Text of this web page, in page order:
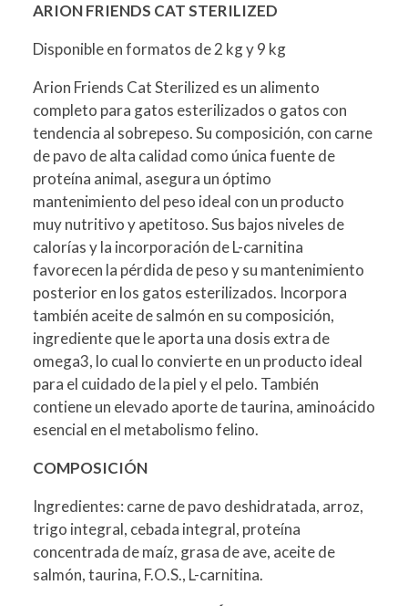
ARION FRIENDS CAT STERILIZED
Disponible en formatos de 2 kg y 9 kg
Arion Friends Cat Sterilized es un alimento
completo para gatos esterilizados o gatos con
tendencia al sobrepeso. Su composición, con carne
de pavo de alta calidad como única fuente de
proteína animal, asegura un óptimo
mantenimiento del peso ideal con un producto
muy nutritivo y apetitoso. Sus bajos niveles de
calorías y la incorporación de L-carnitina
favorecen la pérdida de peso y su mantenimiento
posterior en los gatos esterilizados. Incorpora
también aceite de salmón en su composición,
ingrediente que le aporta una dosis extra de
omega3, lo cual lo convierte en un producto ideal
para el cuidado de la piel y el pelo. También
contiene un elevado aporte de taurina, aminoácido
esencial en el metabolismo felino.
COMPOSICIÓN
Ingredientes: carne de pavo deshidratada, arroz,
trigo integral, cebada integral, proteína
concentrada de maíz, grasa de ave, aceite de
salmón, taurina, F.O.S., L-carnitina.